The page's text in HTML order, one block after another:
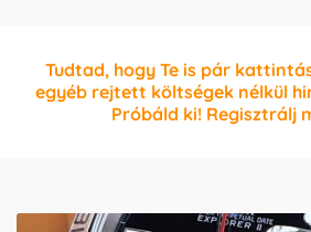
Tudtad, hogy Te is pár
egyéb rejtett költségek nélkül
Próbáld ki! Regisztrálj